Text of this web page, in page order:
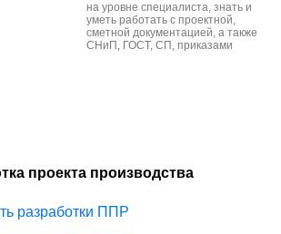
на уровне специалиста, знать и
уметь работать с проектной,
сметной документацией, а также
СНиП, ГОСТ, СП, приказами
проекта производства
разработки ППР